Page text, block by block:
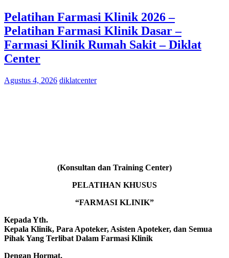
Pelatihan Farmasi Klinik 2026 –
Pelatihan Farmasi Klinik Dasar –
Farmasi Klinik Rumah Sakit – Diklat
Center
Agustus 4, 2026 diklatcenter
(Konsultan dan Training Center)
PELATIHAN KHUSUS
“FARMASI KLINIK”
Kepada Yth.
Kepala Klinik, Para Apoteker, Asisten Apoteker, dan Semua
Pihak Yang Terlibat Dalam Farmasi Klinik
Dengan Hormat,